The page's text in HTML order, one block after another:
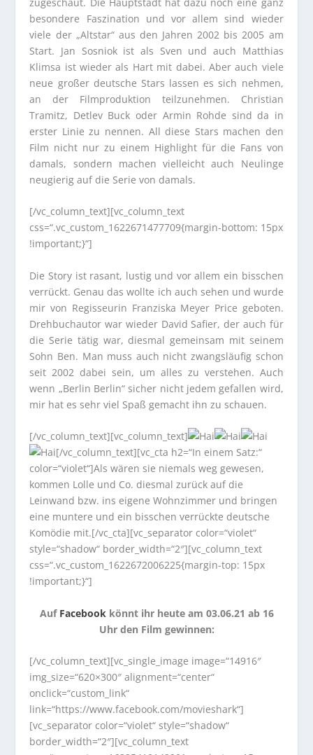
besondere Faszination und vor allem sind wieder
viele der „Altstar“ aus den Jahren 2002 bis 2005 am
Start. Jan Sosniok ist als Sven und auch Matthias
Klimsa ist wieder als Hart mit dabei. Aber auch viele
neue großer deutsche Stars lassen es sich nehmen,
an der Filmproduktion teilzunehmen. Christian
Tramitz, Detlev Buck oder Armin Rohde sind da in
erster Linie zu nennen. All diese Stars machen den
Film nicht nur zu einem Highlight für die Fans von
damals, sondern machen vielleicht auch Neulinge
neugierig auf die Serie von damals.
[/vc_column_text][vc_column_text
css=“.vc_custom_1622671477709{margin-bottom: 15px
!important;}“]
Die Story ist rasant, lustig und vor allem ein bisschen
verrückt. Genau das wollte ich auch sehen und wurde
mir von Regisseurin Franziska Meyer Price geboten.
Drehbuchautor war wieder David Safier, der auch für
die Serie tätig war, diesmal gemeinsam mit seinem
Sohn Ben. Man muss auch nicht zwangsläufig schon
seit 2002 dabei sein, um alles zu verstehen. Auch
wenn „Berlin Berlin“ sicher nicht jedem gefallen wird,
mir hat es sehr viel Spaß gemacht ihn zu schauen.
[/vc_column_text][vc_column_text]
[/vc_column_text][vc_cta h2=“In einem Satz:“
color=“violet“]Als wären sie niemals weg gewesen,
kommen Lolle und Co. diesmal zurück auf die
Leinwand bzw. ins eigene Wohnzimmer und bringen
eine muntere und ein bisschen verrückte deutsche
Komödie mit.[/vc_cta][vc_separator color=“violet“
style=“shadow“ border_width=“2″][vc_column_text
css=“.vc_custom_1622672006225{margin-top: 15px
!important;}“]
Auf Facebookkönnt ihr heute am 03.06.21 ab 16
Uhr den Film gewinnen:
[/vc_column_text][vc_single_image image=“14916″
img_size=“620×300″ alignment=“center“
onclick=“custom_link“
link=“https://www.facebook.com/movieshark“]
[vc_separator color=“violet“ style=“shadow“
border_width=“2″][vc_column_text